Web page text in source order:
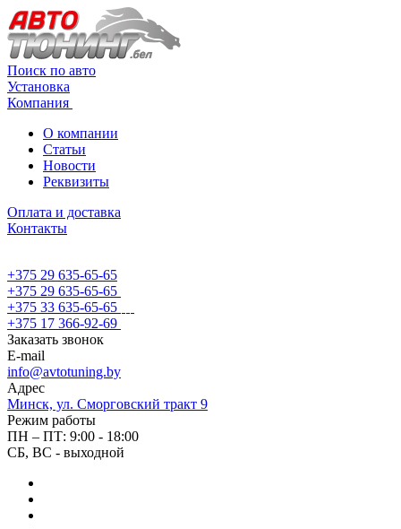
Поиск по авто
Установка
Компания
О компании
Статьи
Новости
Реквизиты
Оплата и доставка
Контакты
+375 29 635-65-65
+375 29 635-65-65
+375 33 635-65-65
+375 17 366-92-69
Заказать звонок
E-mail
info@avtotuning.by
Адрес
Минск, ул. Сморговский тракт 9
Режим работы
ПН – ПТ: 9:00 - 18:00
СБ, ВС - выходной